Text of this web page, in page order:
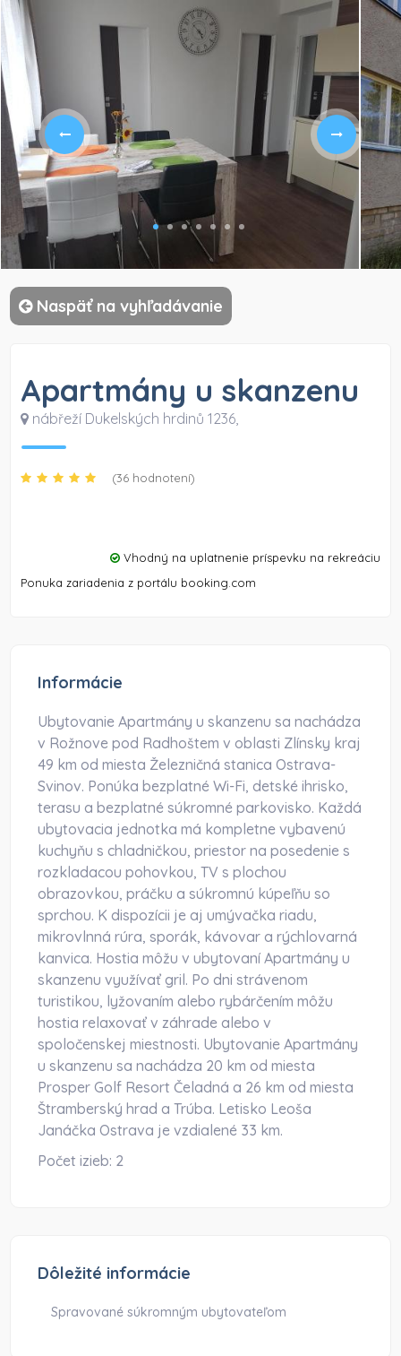
)
Naspäť na vyhľadávanie
Apartmány u skanzenu
nábřeží Dukelských hrdinů 1236,
(36 hodnotení)
Vhodný na uplatnenie príspevku na rekreáciu
Ponuka zariadenia z portálu booking.com
Informácie
Ubytovanie Apartmány u skanzenu sa nachádza
v Rožnove pod Radhoštem v oblasti Zlínsky kraj
49 km od miesta Železničná stanica Ostrava-
Svinov. Ponúka bezplatné Wi-Fi, detské ihrisko,
terasu a bezplatné súkromné parkovisko. Každá
ubytovacia jednotka má kompletne vybavenú
kuchyňu s chladničkou, priestor na posedenie s
rozkladacou pohovkou, TV s plochou
obrazovkou, práčku a súkromnú kúpeľňu so
sprchou. K dispozícii je aj umývačka riadu,
mikrovlnná rúra, sporák, kávovar a rýchlovarná
kanvica. Hostia môžu v ubytovaní Apartmány u
skanzenu využívať gril. Po dni strávenom
turistikou, lyžovaním alebo rybárčením môžu
hostia relaxovať v záhrade alebo v
spoločenskej miestnosti. Ubytovanie Apartmány
u skanzenu sa nachádza 20 km od miesta
Prosper Golf Resort Čeladná a 26 km od miesta
Štramberský hrad a Trúba. Letisko Leoša
Janáčka Ostrava je vzdialené 33 km.
Počet izieb: 2
Dôležité informácie
Spravované súkromným ubytovateľom